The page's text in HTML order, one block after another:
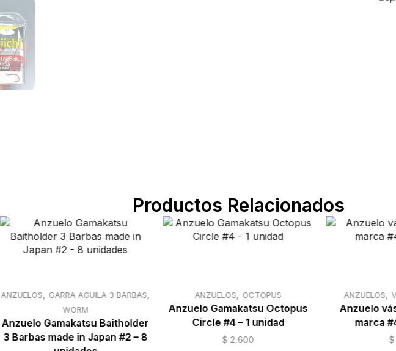
Productos Relacionados
ANZUELOS, GARRA AGUILA 3 BARBAS,
WORM
Anzuelo Gamakatsu Baitholder
3 Barbas made in Japan #2 – 8
ANZUELOS, OCTOPUS
Anzuelo Gamakatsu Octopus
Circle #4 – 1 unidad
$ 2.600
ANZUELOS,
Anzuelo
marca
$